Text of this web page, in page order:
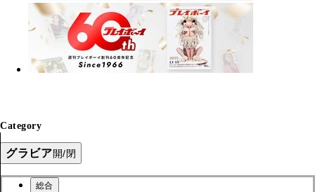
Category
グラビア開/閉
総合